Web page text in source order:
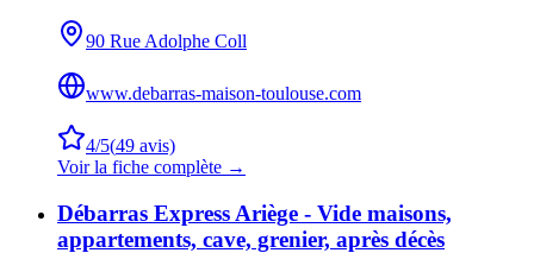
90 Rue Adolphe Coll
www.debarras-maison-toulouse.com
4/5(49 avis)
Voir la fiche complète →
Débarras Express Ariège - Vide maisons,
appartements, cave, grenier, après décès